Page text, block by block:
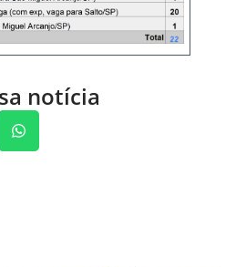
notícia